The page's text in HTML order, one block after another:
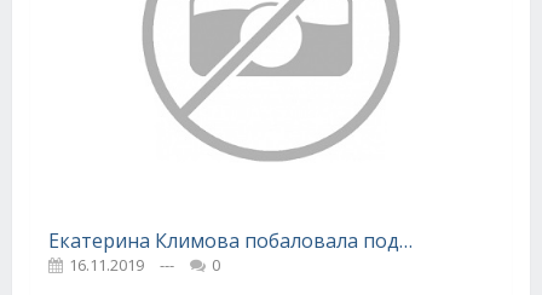
Екатерина Климова побаловала подписчиков снимком с детьми
16.11.2019 ---
0